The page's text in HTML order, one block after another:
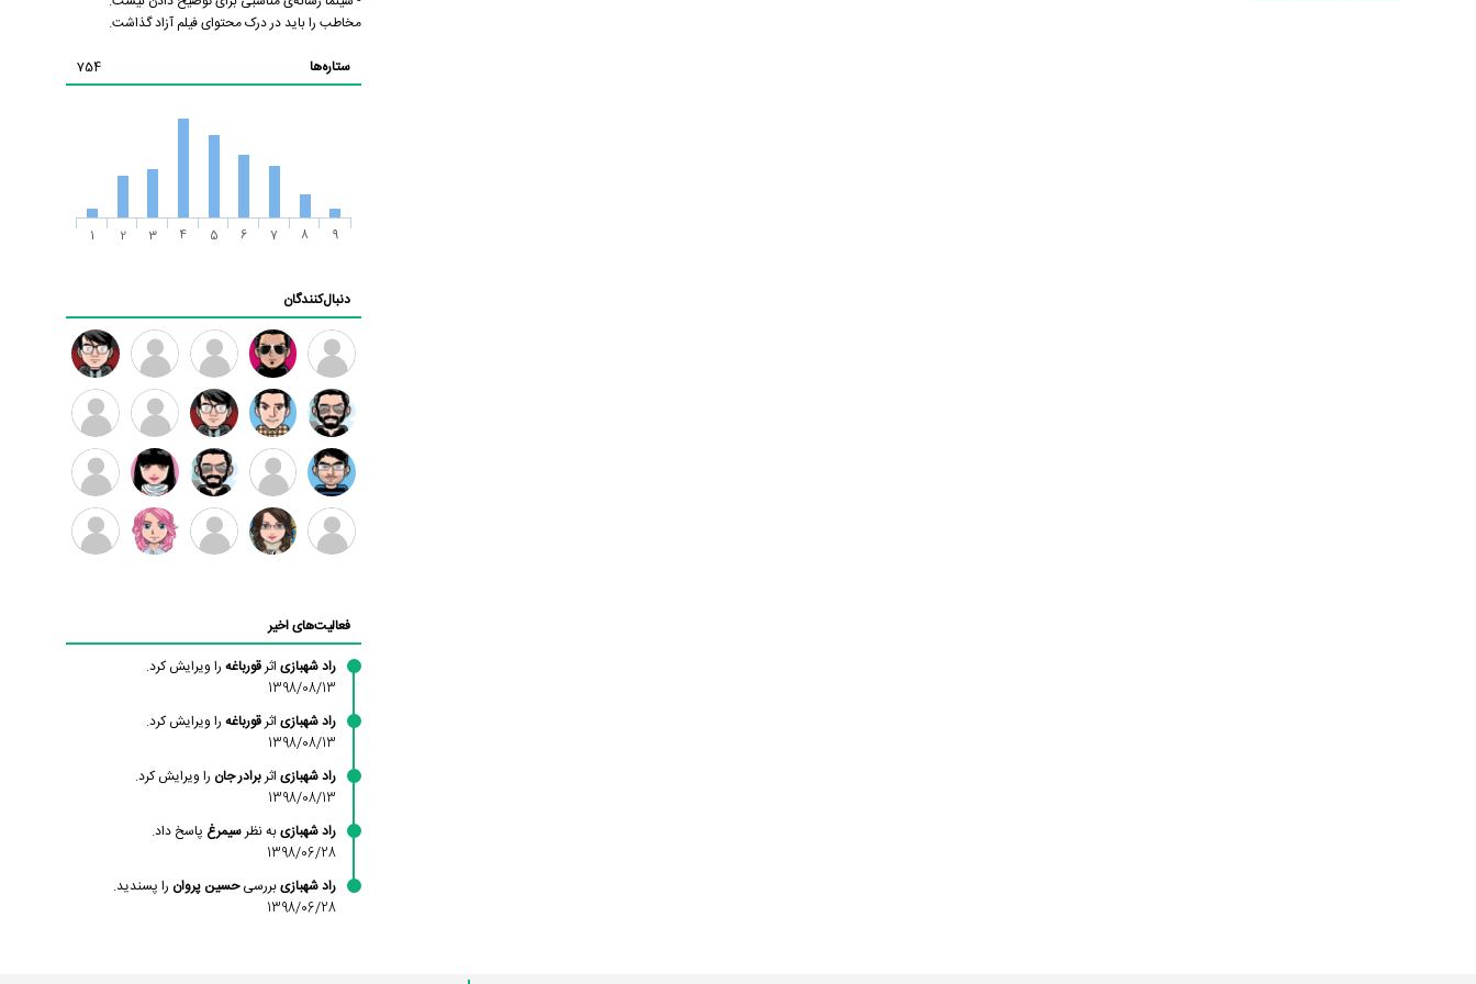
مخاطب را باید در درک محتوای فیلم آزاد گذاشت.
ستاره‌ها
754
1 2 3 4 5 6 7 8 9
دنبال‌کنندگان
ممدرضا
رضا
کاظمی
زهرا ~ ابتین
سید
محمد
موسوی
مهدی
فرهمند
مهدی
سلطانی
داود
رضیی
طرفدار
میلی
بابی
براون
کیوان
کیانی
سامان
راحمی
امیردلتا امیروو
ملیکا
منتظری
عارفه
داستانپور
فعالیت‌های اخیر
راد شهبازیاثرقورباغهرا ویرایش کرد.
1398/08/13
راد شهبازیاثرقورباغهرا ویرایش کرد.
1398/08/13
راد شهبازیاثربرادر جان را ویرایش کرد.
1398/08/13
راد شهبازیبه نظرسیمرغ پاسخ داد.
1398/06/28
راد شهبازیبررسیحسین پروان را پسندید.
1398/06/28